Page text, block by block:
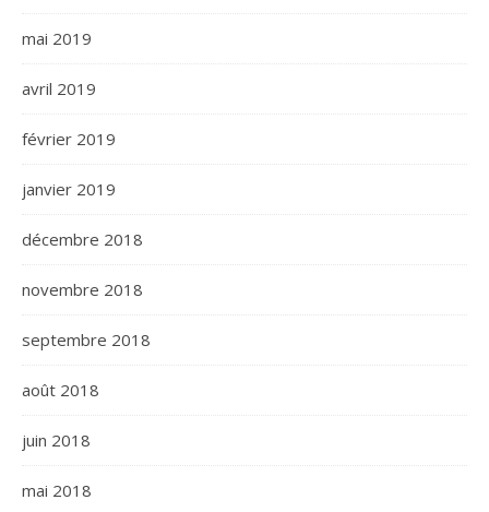
mai 2019
avril 2019
février 2019
janvier 2019
décembre 2018
novembre 2018
septembre 2018
août 2018
juin 2018
mai 2018